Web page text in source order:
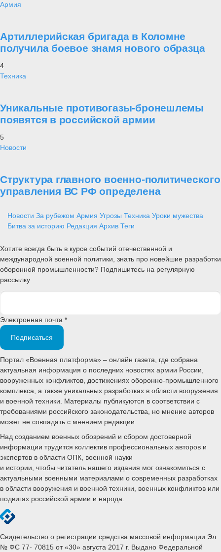
Армия
Артиллерийская бригада в Коломне
получила боевое знамя нового образца
4
Техника
Уникальные противогазы-бронешлемы
появятся в российской армии
5
Новости
Структура главного военно-политического
управления ВС РФ определена
Новости За рубежом Армия Угрозы Техника Уроки мужества
Битва за историю Редакция Архив Теги
Хотите всегда быть в курсе событий отечественной и
международной военной политики, знать про новейшие разработки
оборонной промышленности? Подпишитесь на регулярную
рассылку
Электронная почта *
Подписаться
Портал «Военная платформа» – онлайн газета, где собрана
актуальная информация о последних новостях армии России,
вооруженных конфликтов, достижениях оборонно-промышленного
комплекса, а также уникальных разработках в области вооружения
и военной техники. Материалы публикуются в соответствии с
требованиями российского законодательства, но мнение авторов
может не совпадать с мнением редакции.
Над созданием военных обозрений и сбором достоверной
информации трудится коллектив профессиональных авторов и
экспертов в области ОПК, военной науки
и истории, чтобы читатель нашего издания мог ознакомиться с
актуальными военными материалами о современных разработках
в области вооружения и военной техники, военных конфликтов или
подвигах российской армии и народа.
Свидетельство о регистрации средства массовой информации Эл
№ ФС 77- 70815 от «30» августа 2017 г. Выдано Федеральной